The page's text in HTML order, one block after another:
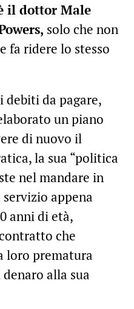
il dottor Male
solo che non
fa ridere lo stesso
da pagare,
un piano
di nuovo il
la sua “politica
nel mandare in
appena
anni di età,
che
loro prematura
alla sua